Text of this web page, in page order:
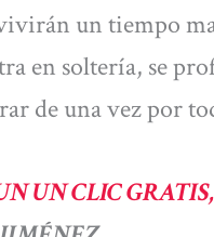
un tiempo
en soltería, se
de una vez por
UN CLIC